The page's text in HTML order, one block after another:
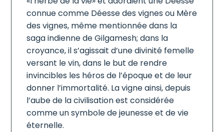
connue comme Déesse des vignes ou Mère
des vignes, même mentionnée dans la
saga indienne de Gilgamesh; dans la
croyance, il s’agissait d’une divinité femelle
versant le vin, dans le but de rendre
invincibles les héros de l’époque et de leur
donner l’immortalité. La vigne ainsi, depuis
l’aube de la civilisation est considérée
comme un symbole de jeunesse et de vie
éternelle.